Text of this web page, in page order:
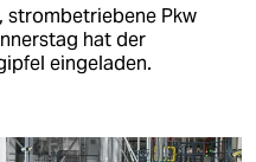
strombetriebene Pkw
hat der
eingeladen.